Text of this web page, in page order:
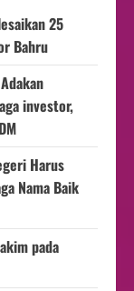
25
Bahru
investor,
Harus
Nama Baik
pada